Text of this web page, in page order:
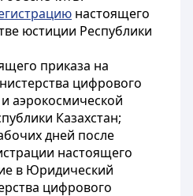
настоящего
юстиции Республики
приказа на
цифрового
аэрокосмической
Казахстан;
дней после
настоящего
в Юридический
цифрового